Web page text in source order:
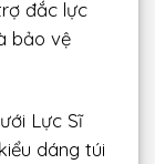
đắc lực
bảo vệ
Lực Sĩ
dáng túi